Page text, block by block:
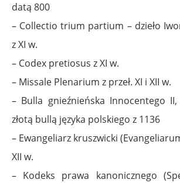
datą 800
– Collectio trium partium – dzieło
z XI w.
– Codex pretiosus z XI w.
– Missale Plenarium z przeł. XI i XII w.
– Bulla gnieźnieńska Innocentego
złotą bullą języka polskiego z 1136
– Ewangeliarz kruszwicki
XII w.
– Kodeks prawa kanonicznego